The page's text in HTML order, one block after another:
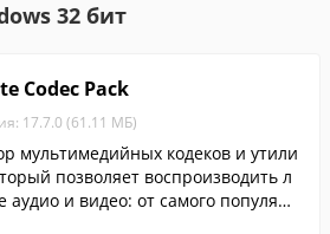
32 бит
Codec Pack
17.7.0 (61.11 МБ)
мультимедийных кодеков и утили
позволяет воспроизводить л
аудио и видео: от самого популярн